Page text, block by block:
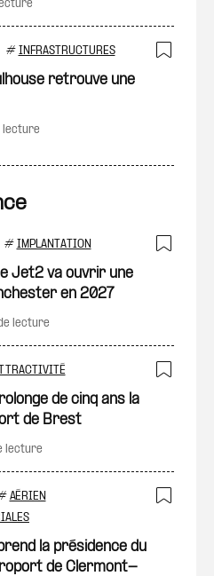
# INFRASTRUCTURES
retrouve une
lecture
# IMPLANTATION
Jet2 va ouvrir une
en 2027
lecture
de cinq ans la
de Brest
lecture
AÉRIEN
la présidence du
de Clermont-